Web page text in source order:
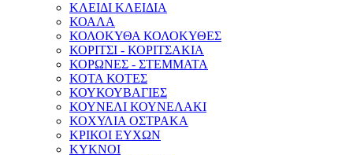
ΚΛΕΙΔΙ ΚΛΕΙΔΙΑ
ΚΟΑΛΑ
ΚΟΛΟΚΥΘΑ ΚΟΛΟΚΥΘΕΣ
ΚΟΡΙΤΣΙ - ΚΟΡΙΤΣΑΚΙΑ
ΚΟΡΩΝΕΣ - ΣΤΕΜΜΑΤΑ
ΚΟΤΑ ΚΟΤΕΣ
ΚΟΥΚΟΥΒΑΓΙΕΣ
ΚΟΥΝΕΛΙ ΚΟΥΝΕΛΑΚΙ
ΚΟΧΥΛΙΑ ΟΣΤΡΑΚΑ
ΚΡΙΚΟΙ ΕΥΧΩΝ
ΚΥΚΝΟΙ